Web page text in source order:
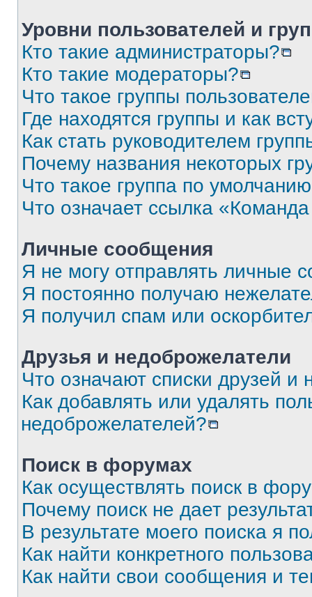
Уровни пользователей и
Кто такие администраторы?
Кто такие модераторы?
Что такое группы
Где находятся группы и как
Как стать руководителем
Почему названия некоторых
Что такое группа по
Что означает ссылка
Личные сообщения
Я не могу отправлять личные
Я постоянно получаю
Я получил спам или
Друзья и недоброжелатели
Что означают списки друзей и
Как добавлять или удалять
недоброжелателей?
Поиск в форумах
Как осуществлять поиск в
Почему поиск не дает
В результате моего поиска я
Как найти конкретного
Как найти свои сообщения и